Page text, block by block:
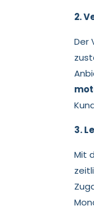
2.
Der
3.
Mit